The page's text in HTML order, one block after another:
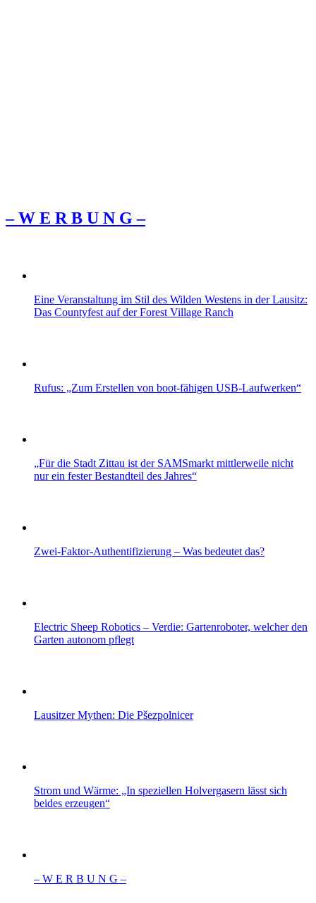
– W Ε R Β U Ν G –
Eine Veranstaltung im Stil des Wilden Westens in der Lausitz:
Das Countyfest auf der Forest Village Ranch
Rufus: „Zum Erstellen von boot-fähigen USB-Laufwerken“
„Für die Stadt Zittau ist der SAMSmarkt mittlerweile nicht
nur ein fester Bestandteil des Jahres“
Zwei-Faktor-Authentifizierung – Was bedeutet das?
Electric Sheep Robotics – Verdie: Gartenroboter, welcher den
Garten autonom pflegt
Lausitzer Mythen: Die Pšezpolnicer
Strom und Wärme: „In speziellen Holvergasern lässt sich
beides erzeugen“
– W Ε R Β U Ν G –